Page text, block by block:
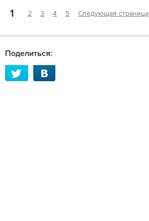
1 2 3 4 5 Следующая страница
Поделиться: